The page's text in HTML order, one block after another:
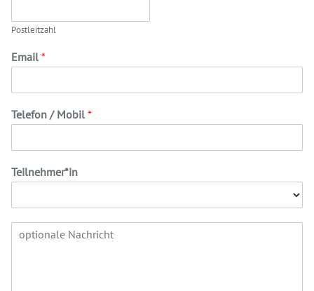
Postleitzahl
Email *
Telefon / Mobil *
Teilnehmer*in